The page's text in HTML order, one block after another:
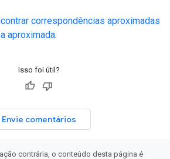
correspondências aproximadas
aproximada.
Isso foi útil?
Envie comentários
contrária, o conteúdo desta página é